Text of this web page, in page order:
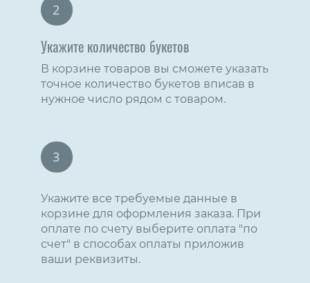
2
Укажите количество букетов
В корзине товаров вы сможете указать
точное количество букетов вписав в
нужное число рядом с товаром.
3
Укажите все требуемые данные в
корзине для оформления заказа. При
оплате по счету выберите оплата "по
счет" в способах оплаты приложив
ваши реквизиты.